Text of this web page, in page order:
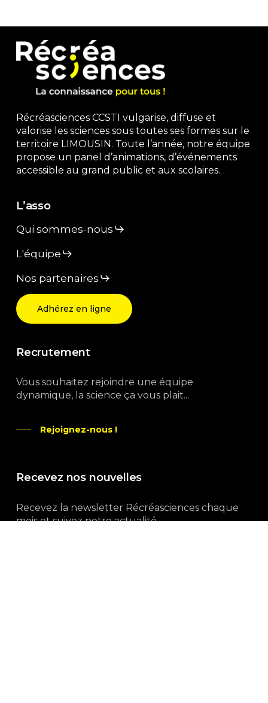
Récréasciences CCSTI vulgarise, diffuse et
valorise les sciences sous toutes ses formes sur le
territoire LIMOUSIN. Toute l’année, notre équipe
propose un panel d’animations, d’événements
accessible au grand public et aux scolaires.
L’asso
Qui sommes-nous
L'équipe
Nos partenaires
Adhérez en ligne
Recrutement
Vous souhaitez rejoindre une équipe
dynamique, la science ça vous plait...
Rejoignez-nous !
Recevez nos nouvelles
Recevez la newsletter Récréasciences chaque
mois et suivez notre actualité...